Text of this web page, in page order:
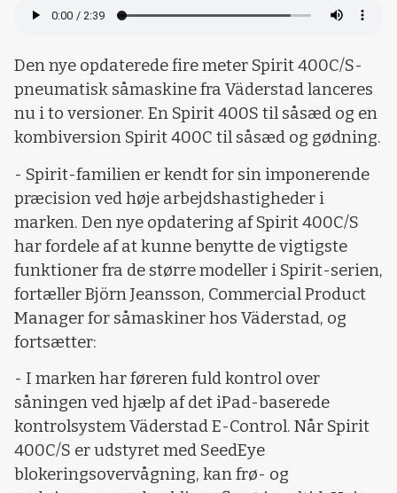
Den nye opdaterede fire meter Spirit 400C/S-
pneumatisk såmaskine fra Väderstad lanceres
nu i to versioner. En Spirit 400S til såsæd og en
kombiversion Spirit 400C til såsæd og gødning.
- Spirit-familien er kendt for sin imponerende
præcision ved høje arbejdshastigheder i
marken. Den nye opdatering af Spirit 400C/S
har fordele af at kunne benytte de vigtigste
funktioner fra de større modeller i Spirit-serien,
fortæller Björn Jeansson, Commercial Product
Manager for såmaskiner hos Väderstad, og
fortsætter:
- I marken har føreren fuld kontrol over
såningen ved hjælp af det iPad-baserede
kontrolsystem Väderstad E-Control. Når Spirit
400C/S er udstyret med SeedEye
blokeringsovervågning, kan frø- og